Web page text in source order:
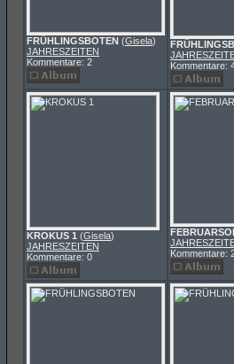
FRÜHLINGSBOTEN (Gisela)
JAHRESZEITEN
Kommentare: 2
Kommentare:
KROKUS 1 (Gisela)
JAHRESZEITEN
Kommentare: 0
Kommentare: